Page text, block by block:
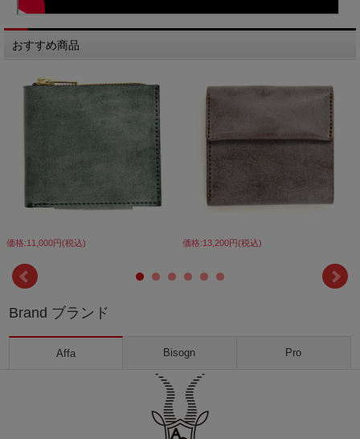
おすすめ商品
価格:11,000円(税込) 価格:13,200円(税込)
Brand ブランド
Affa Bisogn Pro